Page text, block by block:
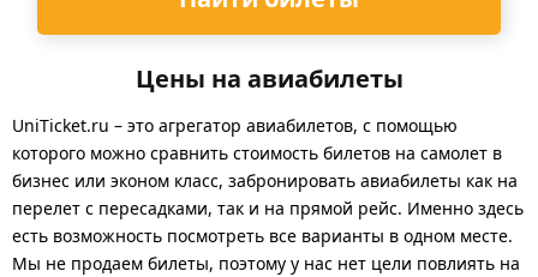
Цены на авиабилеты
UniTicket.ru – это агрегатор авиабилетов, с помощью
которого можно сравнить стоимость билетов на самолет в
бизнес или эконом класс, забронировать авиабилеты как на
перелет с пересадками, так и на прямой рейс. Именно здесь
есть возможность посмотреть все варианты в одном месте.
Мы не продаем билеты, поэтому у нас нет цели повлиять на